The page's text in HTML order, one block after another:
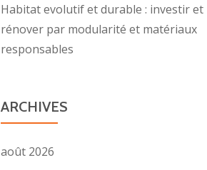
Habitat evolutif et durable : investir et
rénover par modularité et matériaux
responsables
ARCHIVES
août 2026